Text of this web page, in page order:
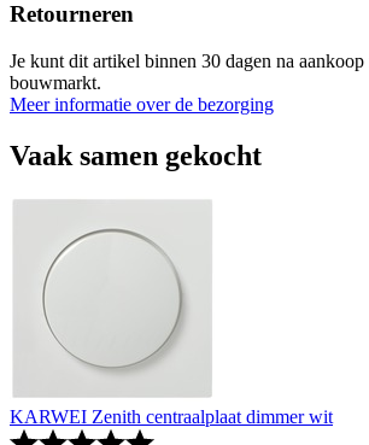
Retourneren
Je kunt dit artikel binnen 30 dagen na
bouwmarkt.
Meer informatie over de bezorging
Vaak samen gekocht
KARWEI Zenith centraalplaat dimmer wit